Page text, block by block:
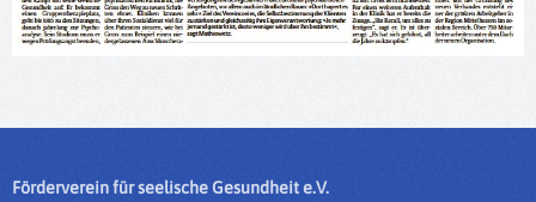
Förderverein für seelische Gesundheit e.V.